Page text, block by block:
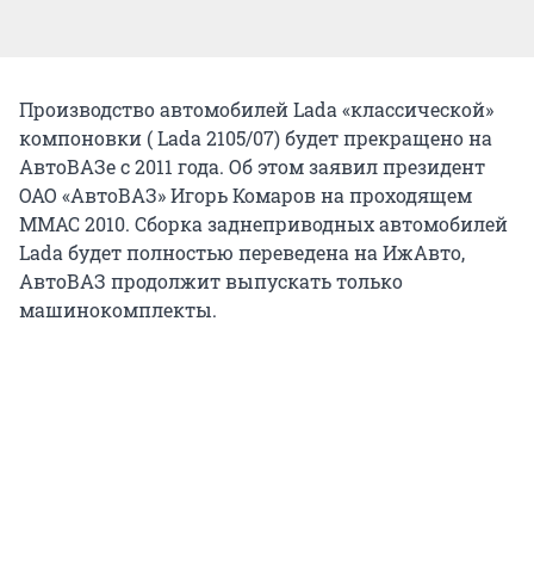
Производство автомобилей Lada «классической»
компоновки ( Lada 2105/07) будет прекращено на
АвтоВАЗе с 2011 года. Об этом заявил президент
ОАО «АвтоВАЗ» Игорь Комаров на проходящем
ММАС 2010. Сборка заднеприводных автомобилей
Lada будет полностью переведена на ИжАвто,
АвтоВАЗ продолжит выпускать только
машинокомплекты.